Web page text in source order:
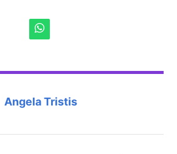
Angela Tristis